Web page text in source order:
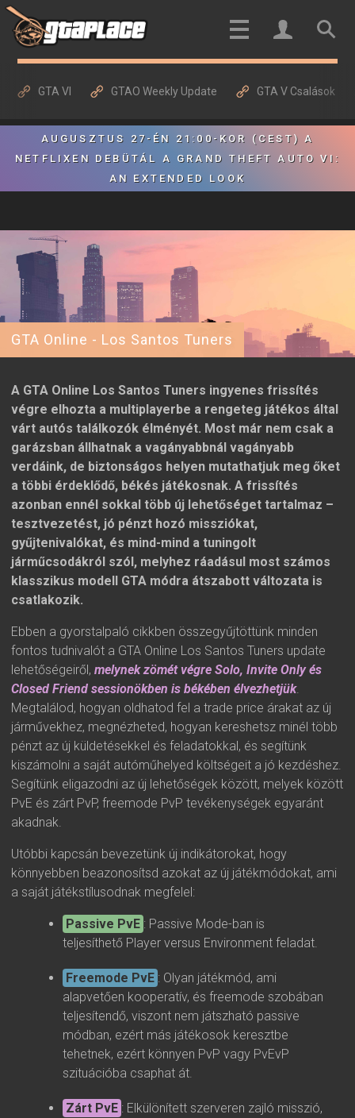
GTA VI GTAO Weekly Update GTA V Csalások
AUGUSZTUS 27-ÉN 21:00-KOR (CEST) A
NETFLIXEN DEBÜTÁL A GRAND THEFT AUTO VI:
AN EXTENDED LOOK
GTA Online - Los Santos Tuners
A GTA Online Los Santos Tuners ingyenes frissítés
végre elhozta a multiplayerbe a rengeteg játékos által
várt autós találkozók élményét. Most már nem csak a
garázsban állhatnak a vagányabbnál vagányabb
verdáink, de biztonságos helyen mutathatjuk meg őket
a többi érdeklődő, békés játékosnak. A frissítés
azonban ennél sokkal több új lehetőséget tartalmaz –
tesztvezetést, jó pénzt hozó missziókat,
gyűjtenivalókat, és mind-mind a tuningolt
járműcsodákról szól, melyhez ráadásul most számos
klasszikus modell GTA módra átszabott változata is
csatlakozik.
Ebben a gyorstalpaló cikkben összegyűjtöttünk minden
fontos tudnivalót a GTA Online Los Santos Tuners update
lehetőségeiről, melynek zömét végre Solo, Invite Only és
Closed Friend sessionökben is békében élvezhetjük.
Megtalálod, hogyan oldhatod fel a trade price árakat az új
járművekhez, megnézheted, hogyan kereshetsz minél több
pénzt az új küldetésekkel és feladatokkal, és segítünk
kiszámolni a saját autóműhelyed költségeit a jó kezdéshez.
Segítünk eligazodni az új lehetőségek között, melyek között
PvE és zárt PvP, freemode PvP tevékenységek egyaránt
akadnak.
Utóbbi kapcsán bevezetünk új indikátorokat, hogy
könnyebben beazonosítsd azokat az új játékmódokat, ami
a saját játékstílusodnak megfelel:
Passive PvE : Passive Mode-ban is
teljesíthető Player versus Environment feladat.
Freemode PvE : Olyan játékmód, ami
alapvetően kooperatív, és freemode szobában
teljesítendő, viszont nem játszható passive
módban, ezért más játékosok keresztbe
tehetnek, ezért könnyen PvP vagy PvEvP
szituációba csaphat át.
Zárt PvE : Elkülönített szerveren zajló misszió,